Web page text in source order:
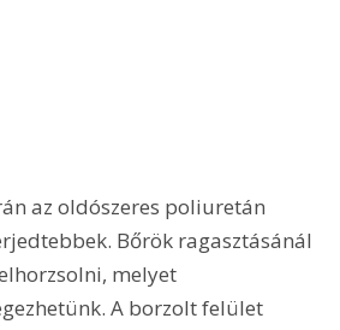
az oldószeres poliuretán
Bőrök ragasztásánál
melyet
A borzolt felület